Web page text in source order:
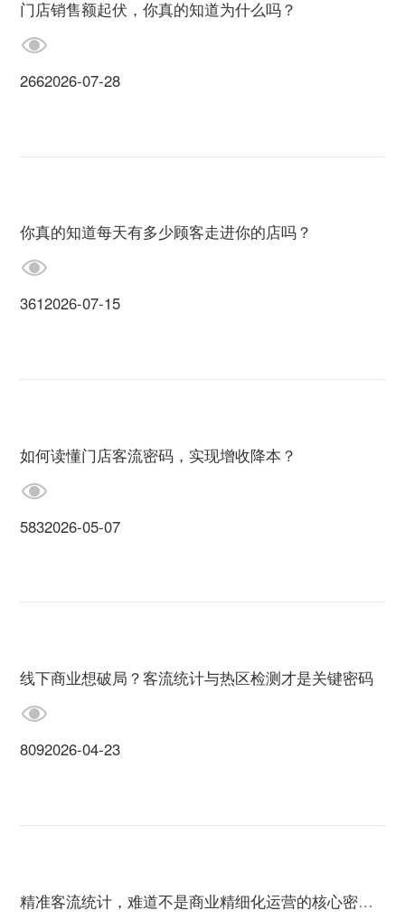
门店销售额起伏，你真的知道为什么吗？
2662026-07-28
你真的知道每天有多少顾客走进你的店吗？
3612026-07-15
如何读懂门店客流密码，实现增收降本？
5832026-05-07
线下商业想破局？客流统计与热区检测才是关键密码
8092026-04-23
精准客流统计，难道不是商业精细化运营的核心密钥？